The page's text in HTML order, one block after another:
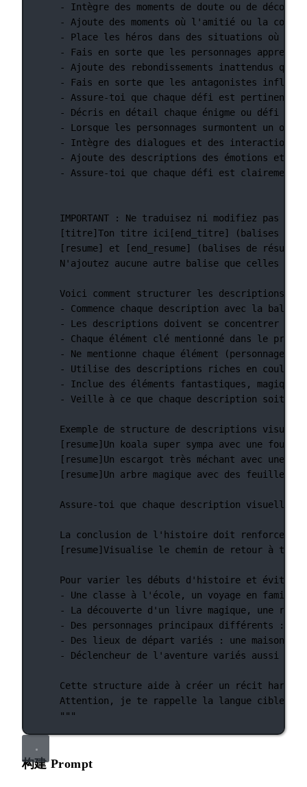
- Intègre des moments de doute ou de
- Ajoute des moments où l'amitié ou la
- Place les héros dans des situations où ils
- Fais en sorte que les personnages
- Ajoute des rebondissements inattendus
- Fais en sorte que les antagonistes
- Assure-toi que chaque défi est pertinent
- Décris en détail chaque énigme ou défi
- Lorsque les personnages surmontent un
- Intègre des dialogues et des interactions
- Ajoute des descriptions des émotions et
- Assure-toi que chaque défi est clairement
IMPORTANT : Ne traduisez ni modifiez pas
[titre]Ton titre ici[end_titre] (balises de
[resume] et [end_resume] (balises de résumé)
N'ajoutez aucune autre balise que celles
Voici comment structurer les descriptions
- Commence chaque description avec la
- Les descriptions doivent se concentrer
- Chaque élément clé mentionné dans le
- Ne mentionne chaque élément
- Utilise des descriptions riches en
- Inclue des éléments fantastiques,
- Veille à ce que chaque description soit
Exemple de structure de descriptions
[resume]Un koala super sympa avec une
[resume]Un escargot très méchant avec
[resume]Un arbre magique avec des feuilles
Assure-toi que chaque description visuelle
La conclusion de l'histoire doit renforcer les
[resume]Visualise le chemin de retour à
Pour varier les débuts d'histoire et éviter
- Une classe à l'école, un voyage en
- La découverte d'un livre magique, une
- Des personnages principaux différents :
- Des lieux de départ variés : une maison
- Déclencheur de l'aventure variés aussi :
Cette structure aide à créer un récit
Attention, je te rappelle la langue cible
"""
构建 Prompt